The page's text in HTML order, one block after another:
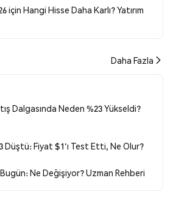
için Hangi Hisse Daha Karlı? Yatırım
Daha Fazla
Dalgasında Neden %23 Yükseldi?
Düştü: Fiyat $1'ı Test Etti, Ne Olur?
Ne Değişiyor? Uzman Rehberi